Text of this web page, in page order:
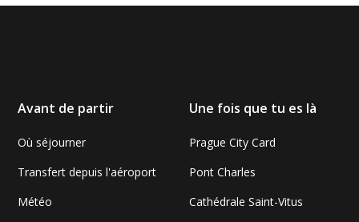
Avant de partir
Où séjourner
Transfert depuis l'aéroport
Météo
Une fois que tu es là
Prague City Card
Pont Charles
Cathédrale Saint-Vitus